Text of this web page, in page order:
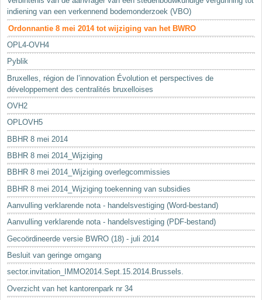
indiening van een verkennend bodemonderzoek (VBO)
Ordonnantie 8 mei 2014 tot wijziging van het BWRO
OPL4-OVH4
Pyblik
Bruxelles, région de l’innovation Évolution et perspectives de
développement des centralités bruxelloises
OVH2
OPLOVH5
BBHR 8 mei 2014
BBHR 8 mei 2014_Wijziging
BBHR 8 mei 2014_Wijziging overlegcommissies
BBHR 8 mei 2014_Wijziging toekenning van subsidies
Aanvulling verklarende nota - handelsvestiging (Word-bestand)
Aanvulling verklarende nota - handelsvestiging (PDF-bestand)
Gecoördineerde versie BWRO (18) - juli 2014
Besluit van geringe omgang
sector.invitation_IMMO2014.Sept.15.2014.Brussels.
Overzicht van het kantorenpark nr 34